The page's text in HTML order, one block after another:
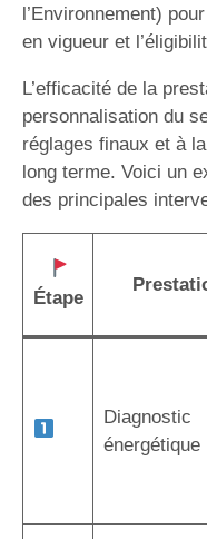
l’Environnement)
en vigueur et
L’efficacité de la
personnalisation du
réglages finaux et à
long terme. Voici un
des principales
Étape
Diagnostic
énergétique